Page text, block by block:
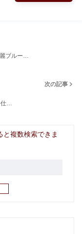
ブルー…
次の記事
…
複数検索できま